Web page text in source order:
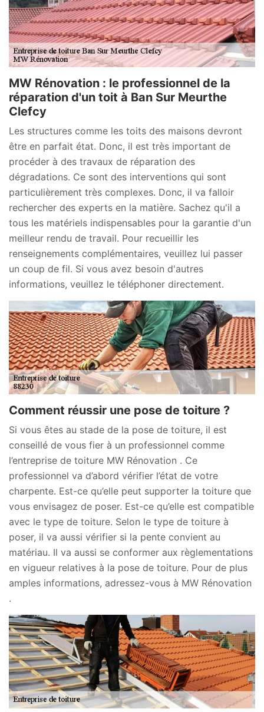
MW Rénovation : le professionnel de la
réparation d'un toit à Ban Sur Meurthe
Clefcy
Les structures comme les toits des maisons devront
être en parfait état. Donc, il est très important de
procéder à des travaux de réparation des
dégradations. Ce sont des interventions qui sont
particulièrement très complexes. Donc, il va falloir
rechercher des experts en la matière. Sachez qu'il a
tous les matériels indispensables pour la garantie d'un
meilleur rendu de travail. Pour recueillir les
renseignements complémentaires, veuillez lui passer
un coup de fil. Si vous avez besoin d'autres
informations, veuillez le téléphoner directement.
Comment réussir une pose de toiture ?
Si vous êtes au stade de la pose de toiture, il est
conseillé de vous fier à un professionnel comme
l’entreprise de toiture MW Rénovation . Ce
professionnel va d’abord vérifier l’état de votre
charpente. Est-ce qu’elle peut supporter la toiture que
vous envisagez de poser. Est-ce qu’elle est compatible
avec le type de toiture. Selon le type de toiture à
poser, il va aussi vérifier si la pente convient au
matériau. Il va aussi se conformer aux règlementations
en vigueur relatives à la pose de toiture. Pour de plus
amples informations, adressez-vous à MW Rénovation
.